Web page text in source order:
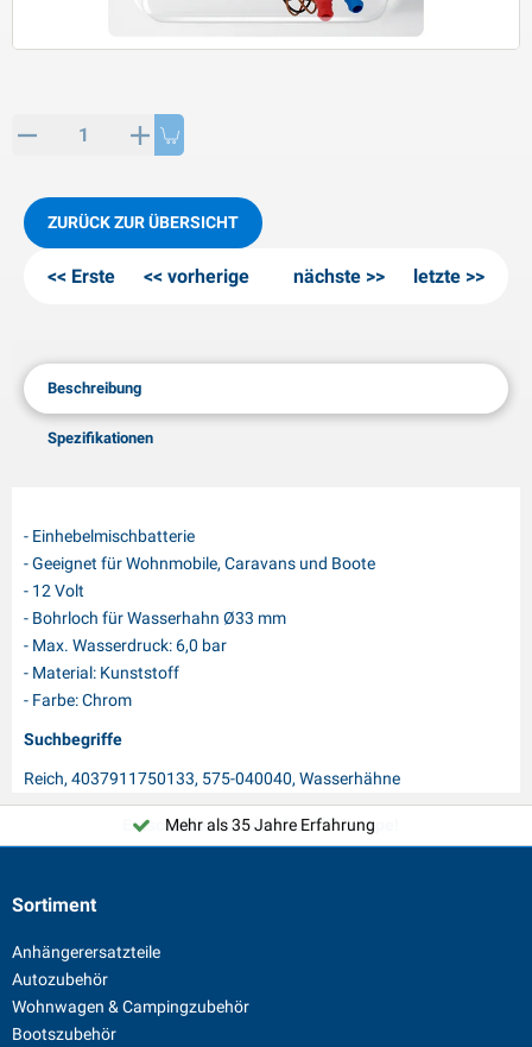
ZURÜCK ZUR ÜBERSICHT
Erste vorherige nächste letzte
Beschreibung
Spezifikationen
- Einhebelmischbatterie
- Geeignet für Wohnmobile, Caravans und Boote
- 12 Volt
- Bohrloch für Wasserhahn Ø33 mm
- Max. Wasserdruck: 6,0 bar
- Material: Kunststoff
- Farbe: Chrom
Suchbegriffe
Reich, 4037911750133, 575-040040, Wasserhähne
Mehr als 35 Jahre Erfahrung
Sortiment
Anhängerersatzteile
Autozubehör
Wohnwagen & Campingzubehör
Bootszubehör